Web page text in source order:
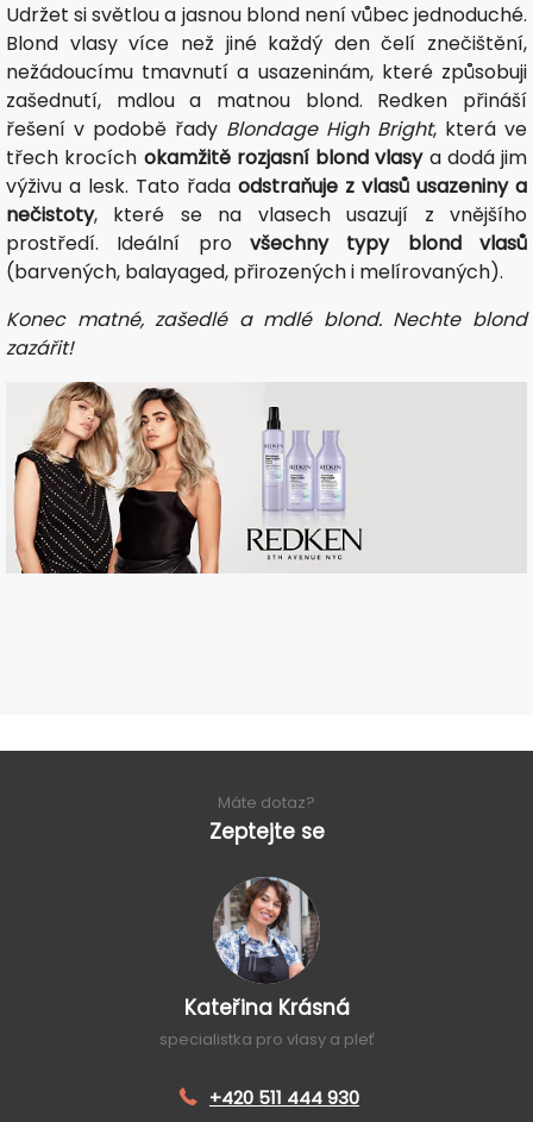
Udržet si světlou a jasnou blond není vůbec jednoduché.
Blond vlasy více než jiné každý den čelí znečištění,
nežádoucímu tmavnutí a usazeninám, které způsobuji
zašednutí, mdlou a matnou blond. Redken přináší
řešení v podobě řady Blondage High Bright, která ve
třech krocích okamžitě rozjasní blond vlasya dodá jim
výživu a lesk. Tato řada odstraňuje z vlasů usazeniny a
nečistoty, které se na vlasech usazují z vnějšího
prostředí. Ideální pro všechny typy blond vlasů
(barvených, balayaged, přirozených i melírovaných).
Konec matné, zašedlé a mdlé blond. Nechte blond
zazářit!
Máte dotaz?
Zeptejte se
Kateřina Krásná
specialistka pro vlasy a pleť
+420 511 444 930